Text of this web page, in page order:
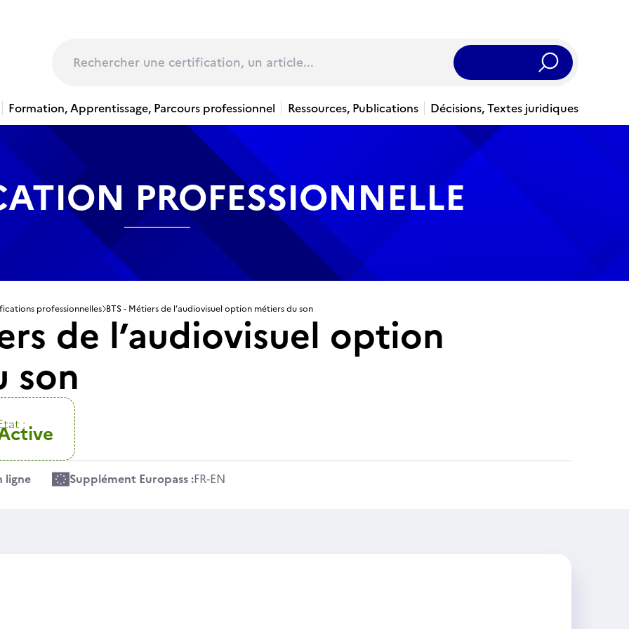
Rechercher
Formation, Apprentissage, Parcours professionnel Ressources, Publications Décisions, Textes juridiques
PROFESSIONNELLE
professionnelles BTS - Métiers de l’audiovisuel option métiers du son
de l’audiovisuel option
son
:
ligne Supplément Europass :FR-EN